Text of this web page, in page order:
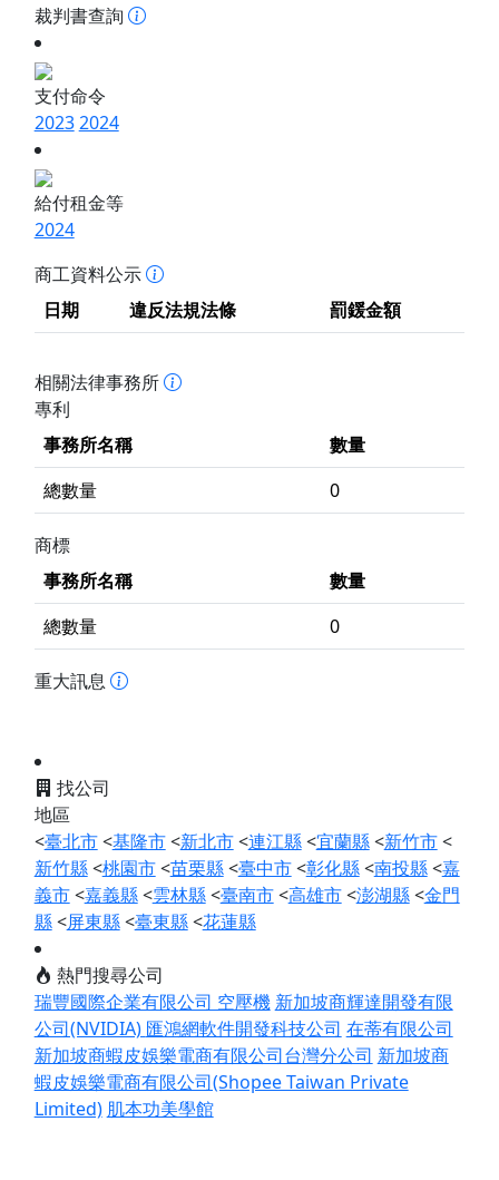
裁判書查詢
支付命令
20232024
給付租金等
2024
商工資料公示
日期
違反法規法條 罰鍰金額
相關法律事務所
專利
事務所名稱
數量
總數量
0
商標
事務所名稱
數量
總數量
0
重大訊息
找公司
地區
<臺北市<基隆市<新北市<連江縣<宜蘭縣<新竹市<
新竹縣<桃園市<苗栗縣<臺中市<彰化縣<南投縣<嘉
義市<嘉義縣<雲林縣<臺南市<高雄市<澎湖縣<金門
縣<屏東縣<臺東縣<花蓮縣
熱門搜尋公司
瑞豐國際企業有限公司 空壓機 新加坡商輝達開發有限
公司(NVIDIA) 匯鴻網軟件開發科技公司 在蒂有限公司
新加坡商蝦皮娛樂電商有限公司台灣分公司 新加坡商
蝦皮娛樂電商有限公司(Shopee Taiwan Private
Limited) 肌本功美學館